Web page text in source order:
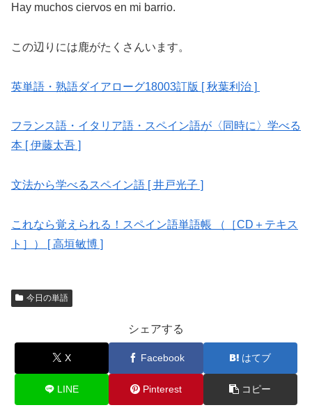
Hay muchos ciervos en mi barrio.
この辺りには鹿がたくさんいます。
英単語・熟語ダイアローグ18003訂版 [ 秋葉利治 ]
フランス語・イタリア語・スペイン語が〈同時に〉学べる
本 [ 伊藤太吾 ]
文法から学べるスペイン語 [ 井戸光子 ]
これなら覚えられる！スペイン語単語帳 （［CD＋テキス
ト］） [ 高垣敏博 ]
今日の単語
シェアする
X Facebook はてブ
LINE Pinterest コピー